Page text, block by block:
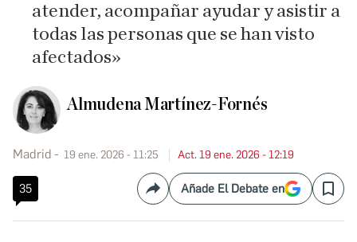
atender, acompañar ayudar y asistir a
todas las personas que se han visto
afectados»
Almudena Martínez-Fornés
Madrid 19 ene. 2026 - 11:25 Act. 19 ene. 2026 - 12:19
35 CompartirAñade El Debate en Save